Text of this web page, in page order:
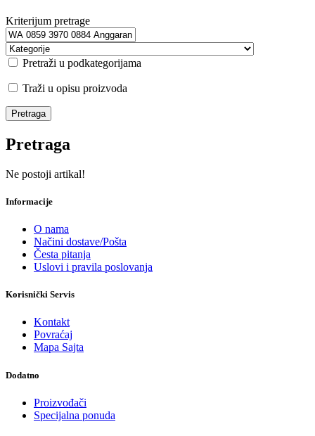
Kriterijum pretrage
Pretraži u podkategorijama
Traži u opisu proizvoda
Pretraga
Ne postoji artikal!
Informacije
O nama
Načini dostave/Pošta
Česta pitanja
Uslovi i pravila poslovanja
Korisnički Servis
Kontakt
Povraćaj
Mapa Sajta
Dodatno
Proizvođači
Specijalna ponuda